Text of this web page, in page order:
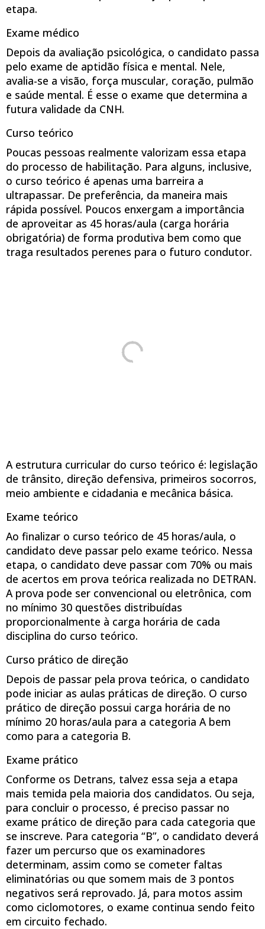
etapa.
Exame médico
Depois da avaliação psicológica, o candidato passa
pelo exame de aptidão física e mental. Nele,
avalia-se a visão, força muscular, coração, pulmão
e saúde mental. É esse o exame que determina a
futura validade da CNH.
Curso teórico
Poucas pessoas realmente valorizam essa etapa
do processo de habilitação. Para alguns, inclusive,
o curso teórico é apenas uma barreira a
ultrapassar. De preferência, da maneira mais
rápida possível. Poucos enxergam a importância
de aproveitar as 45 horas/aula (carga horária
obrigatória) de forma produtiva bem como que
traga resultados perenes para o futuro condutor.
A estrutura curricular do curso teórico é: legislação
de trânsito, direção defensiva, primeiros socorros,
meio ambiente e cidadania e mecânica básica.
Exame teórico
Ao finalizar o curso teórico de 45 horas/aula, o
candidato deve passar pelo exame teórico. Nessa
etapa, o candidato deve passar com 70% ou mais
de acertos em prova teórica realizada no DETRAN.
A prova pode ser convencional ou eletrônica, com
no mínimo 30 questões distribuídas
proporcionalmente à carga horária de cada
disciplina do curso teórico.
Curso prático de direção
Depois de passar pela prova teórica, o candidato
pode iniciar as aulas práticas de direção. O curso
prático de direção possui carga horária de no
mínimo 20 horas/aula para a categoria A bem
como para a categoria B.
Exame prático
Conforme os Detrans, talvez essa seja a etapa
mais temida pela maioria dos candidatos. Ou seja,
para concluir o processo, é preciso passar no
exame prático de direção para cada categoria que
se inscreve. Para categoria “B”, o candidato deverá
fazer um percurso que os examinadores
determinam, assim como se cometer faltas
eliminatórias ou que somem mais de 3 pontos
negativos será reprovado. Já, para motos assim
como ciclomotores, o exame continua sendo feito
em circuito fechado.